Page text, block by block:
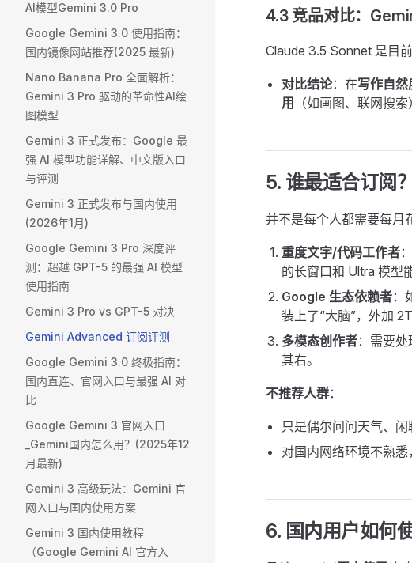
AI模型Gemini 3.0 Pro
Google Gemini 3.0 使用指南：
国内镜像网站推荐(2025 最新)
Nano Banana Pro 全面解析：
Gemini 3 Pro 驱动的革命性AI绘
图模型
Gemini 3 正式发布：Google 最
强 AI 模型功能详解、中文版入口
与评测
Gemini 3 正式发布与国内使用
(2026年1月)
Google Gemini 3 Pro 深度评
测：超越 GPT-5 的最强 AI 模型
使用指南
Gemini 3 Pro vs GPT-5 对决
Gemini Advanced 订阅评测
Google Gemini 3.0 终极指南：
国内直连、官网入口与最强 AI 对
比
Google Gemini 3 官网入口
_Gemini国内怎么用？(2025年12
月最新)
Gemini 3 高级玩法：Gemini 官
网入口与国内使用方案
Gemini 3 国内使用教程
（Google Gemini AI 官方入
4.3 竞品对比：
Claude 3.5 Sonnet 是目前
对比结论：在写作自然
用
（如画图、联网搜
5. 谁最适合订阅
并不是每个人都需要每月
重度文字/代码工作者
的长窗口和 Ultra 模型
Google 生态依赖者：
装上了“大脑”，外加
多模态创作者：需要
其右。
不推荐人群：
只是偶尔问问天气、闲
对国内网络环境不熟
6. 国内用户如何